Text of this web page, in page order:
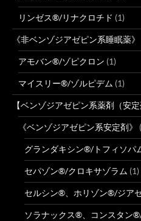
リンゼス®/リナクロチド (1)
《非ベンゾジアゼピン系睡眠薬》
アモバン®/ゾピクロン (1)
マイスリー®/ゾルピデム (1)
【ベンゾジアゼピン系薬剤（安定
《ベンゾジアゼピン系安定剤》
グランダキシン®/トフィソパ
セパゾン®/クロキサゾラム (1)
セルシン®、ホリゾン®/ジア
ソラナックス®、コンスタン